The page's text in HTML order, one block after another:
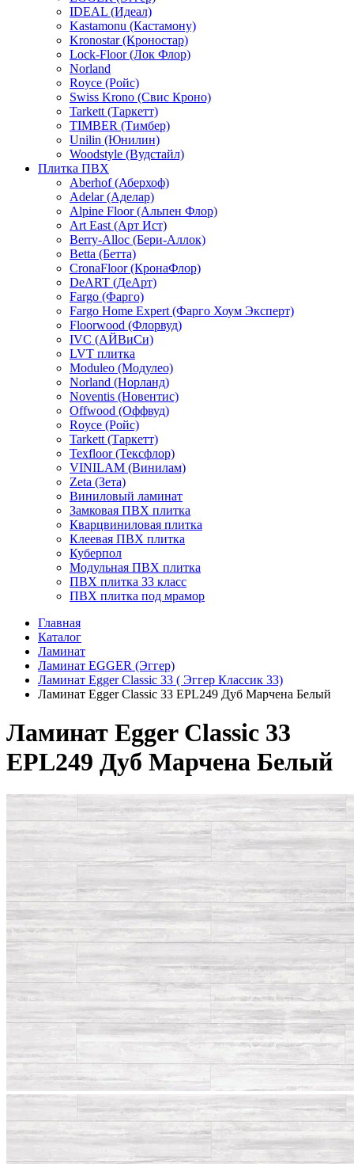
IDEAL (Идеал)
Kastamonu (Кастамону)
Kronostar (Кроностар)
Lock-Floor (Лок Флор)
Norland
Royce (Ройс)
Swiss Krono (Свис Кроно)
Tarkett (Таркетт)
TIMBER (Тимбер)
Unilin (Юнилин)
Woodstyle (Вудстайл)
Плитка ПВХ
Aberhof (Аберхоф)
Adelar (Аделар)
Alpine Floor (Альпен Флор)
Art East (Арт Ист)
Berry-Alloc (Бери-Аллок)
Betta (Бетта)
CronaFloor (КронаФлор)
DeART (ДеАрт)
Fargo (Фарго)
Fargo Home Expert (Фарго Хоум Эксперт)
Floorwood (Флорвуд)
IVC (АЙВиСи)
LVT плитка
Moduleo (Модулео)
Norland (Норланд)
Noventis (Новентис)
Offwood (Оффвуд)
Royce (Ройс)
Tarkett (Таркетт)
Texfloor (Тексфлор)
VINILAM (Винилам)
Zeta (Зета)
Виниловый ламинат
Замковая ПВХ плитка
Кварцвиниловая плитка
Клеевая ПВХ плитка
Куберпол
Модульная ПВХ плитка
ПВХ плитка 33 класс
ПВХ плитка под мрамор
Главная
Каталог
Ламинат
Ламинат EGGER (Эггер)
Ламинат Egger Classic 33 ( Эггер Классик 33)
Ламинат Egger Classic 33 EPL249 Дуб Марчена Белый
Ламинат Egger Classic 33
EPL249 Дуб Марчена Белый